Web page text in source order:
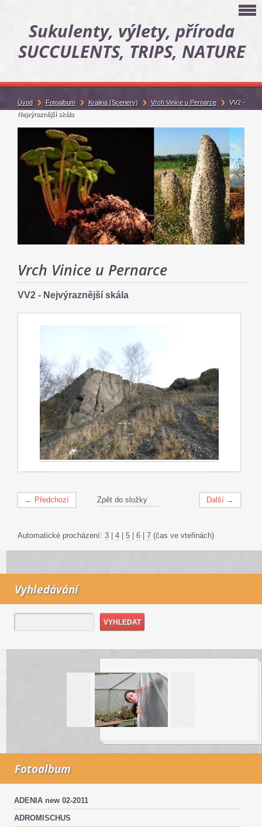
Sukulenty, výlety, příroda
SUCCULENTS, TRIPS, NATURE
Vrch Vinice u Pernarce
VV2 - Nejvýraznější skála
← Předchozí Další →
Zpět do složky
Automatické procházení: 3 | 4 | 5 | 6 | 7 (čas ve vteřinách)
Vyhledávání
Fotoalbum
ADENIA new 02-2011
ADROMISCHUS
Úvod Fotoalbum Krajina (Scenery) Vrch Vinice u Pernarce
VV2 -
Nejvýraznější skála